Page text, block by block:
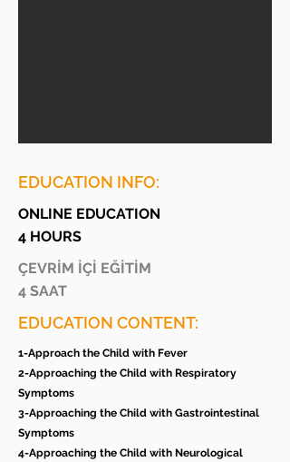
EDUCATION INFO:
ONLINE EDUCATION
4 HOURS
ÇEVRİM İÇİ EĞİTİM
4 SAAT
EDUCATION CONTENT:
1-Approach the Child with Fever
2-Approaching the Child with Respiratory
Symptoms
3-Approaching the Child with Gastrointestinal
Symptoms
4-Approaching the Child with Neurological